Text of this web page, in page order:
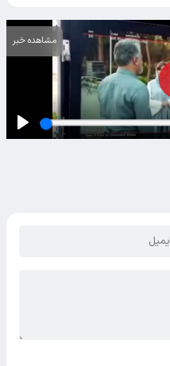
مشاهده خبر